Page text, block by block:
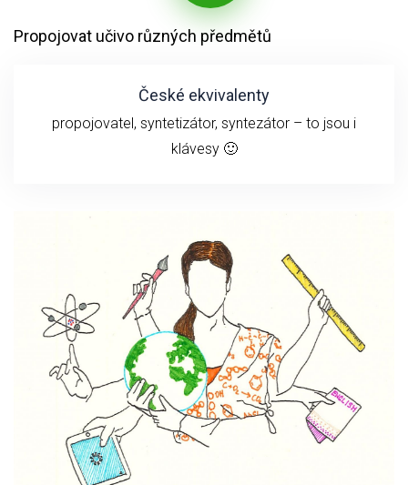
Propojovat učivo různých předmětů
České ekvivalenty
propojovatel, syntetizátor, syntezátor – to jsou i
klávesy 🙂